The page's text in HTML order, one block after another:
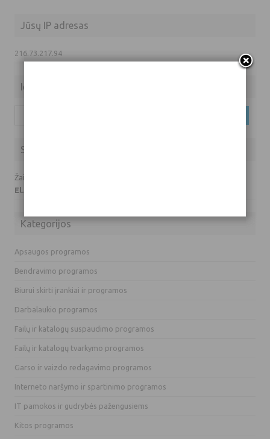
Jūsų IP adresas
216.73.217.94
Ieškoti
Susisiekite su mumis
Žaidimų prašymai ir klausimai:
El. paštas: info(eta)hardas.lt
Kategorijos
Apsaugos programos
Bendravimo programos
Biurui skirti įrankiai ir programos
Darbalaukio programos
Failų ir katalogų suspaudimo programos
Failų ir katalogų tvarkymo programos
Garso ir vaizdo redagavimo programos
Interneto naršymo ir spartinimo programos
IT pamokos ir gudrybės pažengusiems
Kitos programos